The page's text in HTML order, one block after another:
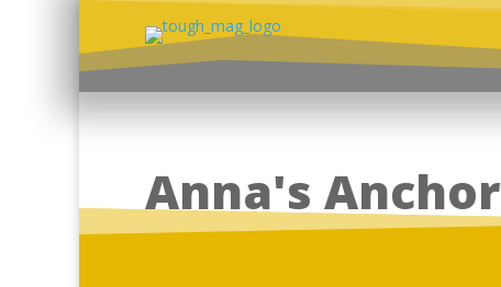
Anna's Anchor